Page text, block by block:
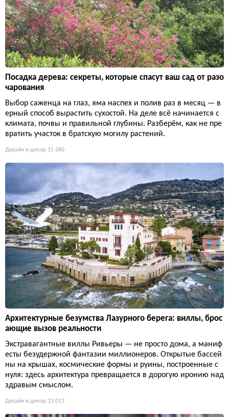
Посадка дерева: секреты, которые спасут ваш сад от разо
чарования
Выбор саженца на глаз, яма наспех и полив раз в месяц — в
ерный способ вырастить сухостой. На деле всё начинается с
климата, почвы и правильной глубины. Разберём, как не пре
вратить участок в братскую могилу растений.
Дизайн и декор 15 260
Архитектурные безумства Лазурного берега: виллы, брос
ающие вызов реальности
Экстравагантные виллы Ривьеры — не просто дома, а маниф
есты безудержной фантазии миллионеров. Открытые бассей
ны на крышах, космические формы и руины, построенные с
нуля: здесь архитектура превращается в дорогую иронию над
здравым смыслом.
Дизайн и декор 13 013